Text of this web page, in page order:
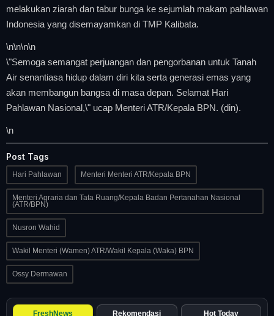
melakukan ziarah dan tabur bunga ke sejumlah makam pahlawan
Indonesia yang disemayamkan di TMP Kalibata.
\n\n\n\n
\"Semoga semangat perjuangan dan pengorbanan untuk Tanah
Air senantiasa hidup dalam diri kita serta generasi emas yang
akan membangun bangsa di masa depan. Selamat Hari
Pahlawan Nasional,\" ucap Menteri ATR/Kepala BPN. (din).
\n
Post Tags
Hari Pahlawan Menteri Menteri ATR/Kepala BPN
Menteri Agraria dan Tata Ruang/Kepala Badan Pertanahan Nasional
(ATR/BPN)
Nusron Wahid
Wakil Menteri (Wamen) ATR/Wakil Kepala (Waka) BPN
Ossy Dermawan
FreshNews Rekomendasi Hot Today